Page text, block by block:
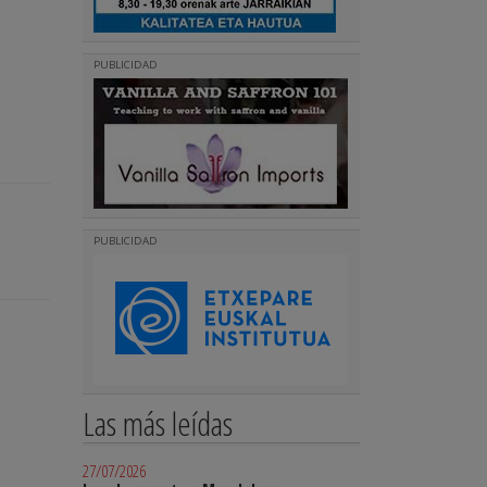
PUBLICIDAD
PUBLICIDAD
Las más leídas
27/07/2026